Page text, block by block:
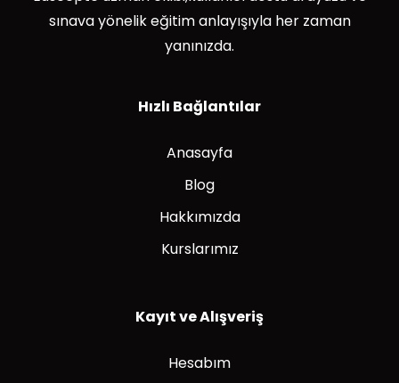
sınava yönelik eğitim anlayışıyla her zaman
yanınızda.
Hızlı Bağlantılar
Anasayfa
Blog
Hakkımızda
Kurslarımız
Kayıt ve Alışveriş
Hesabım